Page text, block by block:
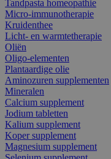
Tandpasta homeopathie
Micro-immunotherapie
Kruidenthee
Licht- en warmtetherapie
Oliën
Oligo-elementen
Plantaardige olie
Aminozuren supplementen
Mineralen
Calcium supplement
Jodium tabletten
Kalium supplement
Koper supplement
Magnesium supplement